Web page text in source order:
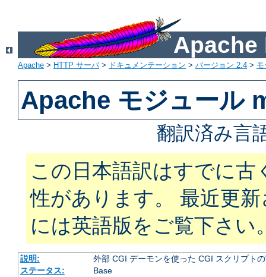
Apache
Apache > HTTP サーバ> ドキュメンテーション > バージョン 2.4 >
Apache モジュール
翻訳済み言
この日本語訳はすでに古
性があります。 最近更
には英語版をご覧下さい
説明:
外部 CGI デーモンを使った CGI スクリプト
ステータス:
Base